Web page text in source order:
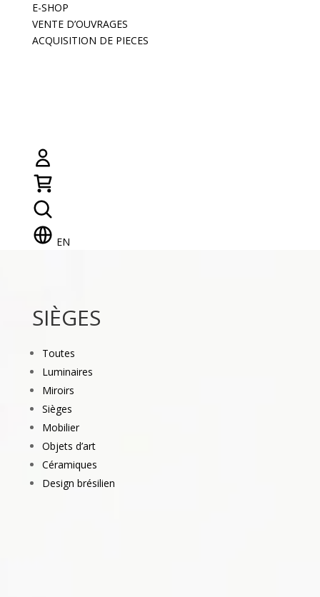
E-SHOP
VENTE D’OUVRAGES
ACQUISITION DE PIECES
EN
SIÈGES
Toutes
Luminaires
Miroirs
Sièges
Mobilier
Objets d’art
Céramiques
Design brésilien